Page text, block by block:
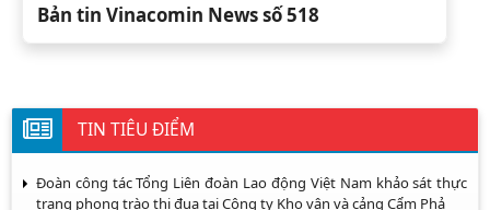
Bản tin Vinacomin News số 518
TIN TIÊU ĐIỂM
Đoàn công tác Tổng Liên đoàn Lao động Việt Nam khảo sát thực
trạng phong trào thi đua tại Công ty Kho vận và cảng Cẩm Phả